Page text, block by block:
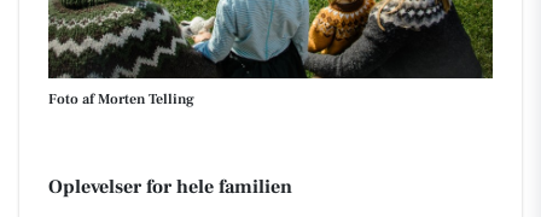
Foto af Morten Telling
Oplevelser for hele familien